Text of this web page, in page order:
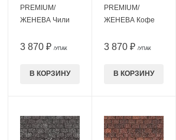
PREMIUM/
ЖЕНЕВА Чили
3 870 ₽ /УПАК
В КОРЗИНУ
PREMIUM/
ЖЕНЕВА Кофе
3 870 ₽ /УПАК
В КОРЗИНУ